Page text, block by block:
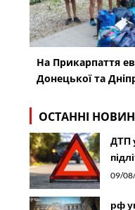
На Прикарпаття
Донецької та
ОСТАННІ
ДТП
09/
рф